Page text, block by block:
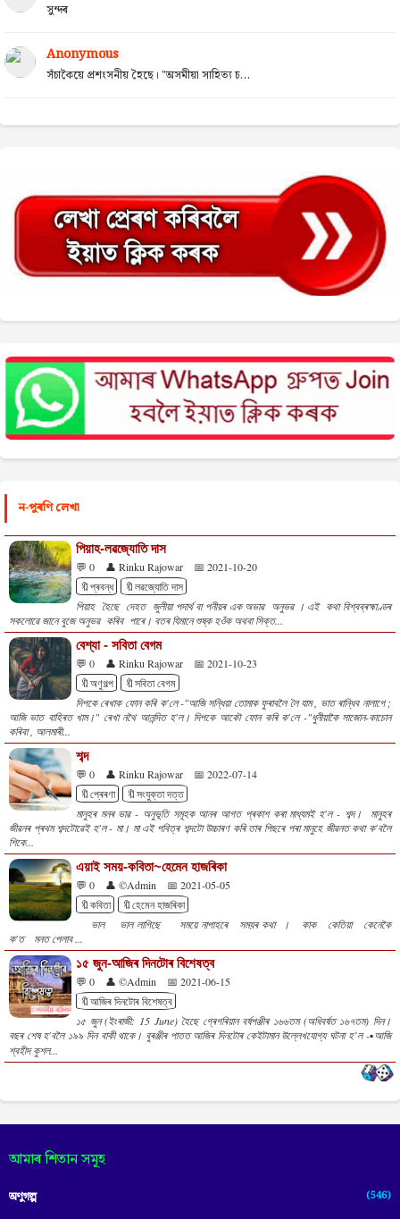
সুন্দৰ
Anonymous
সঁচাকৈয়ে প্ৰশংসনীয় হৈছে। "অসমীয়া সাহিত্য চ...
ন-পুৰণি লেখা
পিয়াহ-লৱজ্যোতি দাস
💬 0 👤 Rinku Rajowar
📅 2021-10-20
🔖প্ৰবন্ধ
🔖লৱজ্যোতি দাস
পিয়াহ হৈছে দেহত জুলীয়া পদাৰ্থ বা পনীয়ৰ এক অভাৱ অনুভৱ । এই কথা বিশ্বব্ৰহ্মাণ্ডৰ
সকলোৱে জানে বুজে অনুভৱ কৰিব পাৰে। বতৰ যিমানে শুষ্ক হওঁক অথবা সিক্ত...
বেশ্যা - সবিতা বেগম
💬 0 👤 Rinku Rajowar
📅 2021-10-23
🔖অণুগল্প
🔖সবিতা বেগম
দিপকে ৰেখাক ফোন কৰি ক'লে -"আজি সন্ধিয়া তোমাক ফুৰাবলৈ লৈ যাম , ভাত ৰান্ধিব নালাগে ;
আজি ভাত বাহিৰত খাম।" ৰেখা নথৈ আনন্দিত হ'ল। দিপকে আকৌ ফোন কৰি ক'লে -"ধুনীয়াকৈ সাজোন-কাচোন
কৰিবা , আলমাৰী...
শব্দ
💬 0 👤 Rinku Rajowar
📅 2022-07-14
🔖প্ৰেৰণা
🔖সংযুক্তা দত্ত
মানুহৰ মনৰ ভাৱ - অনুভূতি সমূহক আনৰ আগত প্ৰকাশ কৰা মাধ্যমই হ'ল - শব্দ। মানুহৰ
জীৱনৰ প্ৰথম শব্দটোৱেই হ'ল - মা। মা এই পবিত্ৰ শব্দটো উচ্চাৰণ কৰি তাৰ পিছৰে পৰা মানুহে জীৱনত কথা ক'বলৈ
শিকে...
এয়াই সময়-কবিতা~হেমেন হাজৰিকা
💬 0 👤 ©Admin
📅 2021-05-05
🔖কবিতা
🔖হেমেন হাজৰিকা
ভাল ভাল লাগিছে সময়ে নাপাহৰে সময়ৰ কথা । কাক কেতিয়া কেনেকৈ
ক'ত মনত পেলাব ...
১৫ জুন-আজিৰ দিনটোৰ বিশেষত্ব
💬 0 👤 ©Admin
📅 2021-06-15
🔖আজিৰ দিনটোৰ বিশেষত্ব
১৫ জুন (ইংৰাজী: 15 June) হৈছে গ্ৰেগৰিয়ান বৰ্ষপঞ্জীৰ ১৬৬তম (অধিবৰ্ষত ১৬৭তম) দিন।
বছৰ শেষ হ'বলৈ ১৯৯ দিন বাকী থাকে। বুৰঞ্জীৰ পাতত আজিৰ দিনটোৰ কেইটামান উল্লেখযোগ্য ঘটনা হ’ল -▪️আজি
শ্বহীদ কুশল...
আমাৰ শিতান সমূহ
অণুগল্প (546)